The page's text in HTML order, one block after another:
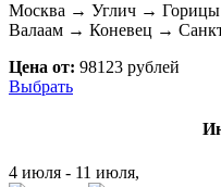
Москва → Углич →
Валаам → Коневец →
Цена от: 98123 рублей
Выбрать
4 июля - 11 июля,